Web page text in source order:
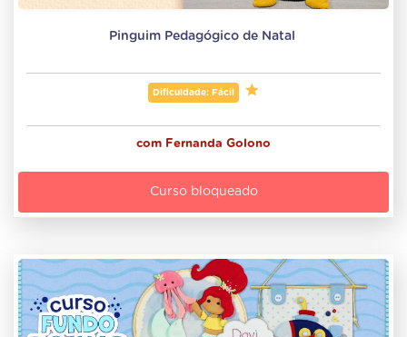
Pinguim Pedagógico de Natal
Dificuldade: Fácil
com Fernanda Golono
Curso bloqueado